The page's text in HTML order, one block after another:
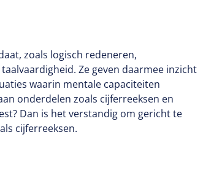
zoals logisch redeneren,
Ze geven daarmee inzicht
waarin mentale capaciteiten
onderdelen zoals cijferreeksen en
Dan is het verstandig om gericht te
cijferreeksen.